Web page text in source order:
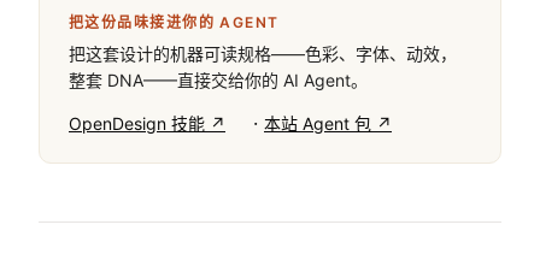
把这份品味接进你的 AGENT
把这套设计的机器可读规格——色彩、字体、动效，
整套 DNA——直接交给你的 AI Agent。
OpenDesign 技能 ↗ · 本站 Agent 包 ↗